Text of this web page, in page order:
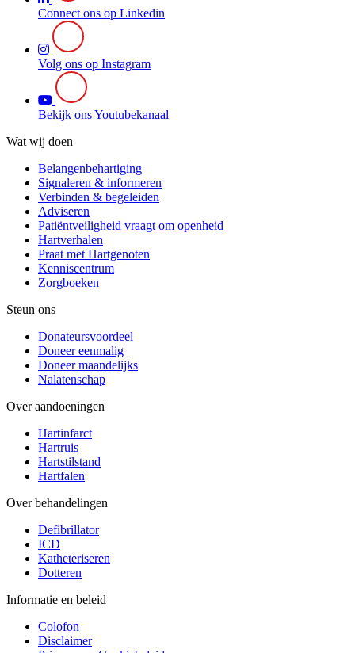
Connect ons op Linkedin
Volg ons op Instagram
Bekijk ons Youtubekanaal
Wat wij doen
Belangenbehartiging
Signaleren & informeren
Verbinden & begeleiden
Adviseren
Patiëntveiligheid vraagt om openheid
Hartverhalen
Praat met Hartgenoten
Kenniscentrum
Zorgboeken
Steun ons
Donateursvoordeel
Doneer eenmalig
Doneer maandelijks
Nalatenschap
Over aandoeningen
Hartinfarct
Hartruis
Hartstilstand
Hartfalen
Over behandelingen
Defibrillator
ICD
Katheteriseren
Dotteren
Informatie en beleid
Colofon
Disclaimer